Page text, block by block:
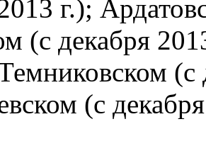
г.);
(с декабря
(с
(с